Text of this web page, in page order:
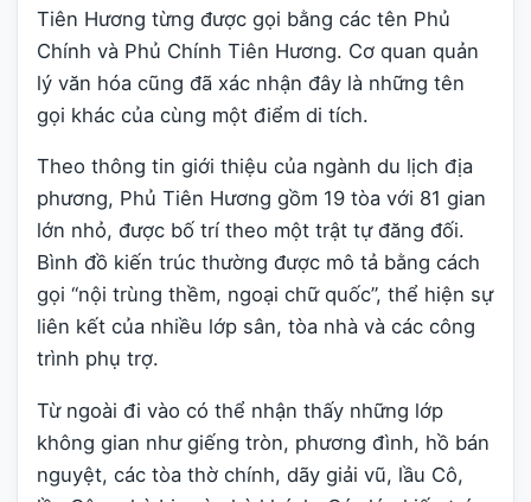
Tiên Hương từng được gọi bằng các tên Phủ
Chính và Phủ Chính Tiên Hương. Cơ quan quản
lý văn hóa cũng đã xác nhận đây là những tên
gọi khác của cùng một điểm di tích.
Theo thông tin giới thiệu của ngành du lịch địa
phương, Phủ Tiên Hương gồm 19 tòa với 81 gian
lớn nhỏ, được bố trí theo một trật tự đăng đối.
Bình đồ kiến trúc thường được mô tả bằng cách
gọi “nội trùng thềm, ngoại chữ quốc”, thể hiện sự
liên kết của nhiều lớp sân, tòa nhà và các công
trình phụ trợ.
Từ ngoài đi vào có thể nhận thấy những lớp
không gian như giếng tròn, phương đình, hồ bán
nguyệt, các tòa thờ chính, dãy giải vũ, lầu Cô,